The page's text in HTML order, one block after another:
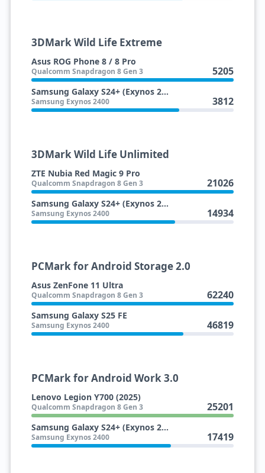
3DMark Wild Life Extreme
Asus ROG Phone 8 / 8 Pro
Qualcomm Snapdragon 8 Gen 3 5205
Samsung Galaxy S24+ (Exynos 2400)
Samsung Exynos 2400 3812
3DMark Wild Life Unlimited
ZTE Nubia Red Magic 9 Pro
Qualcomm Snapdragon 8 Gen 3 21026
Samsung Galaxy S24+ (Exynos 2400)
Samsung Exynos 2400 14934
PCMark for Android Storage 2.0
Asus ZenFone 11 Ultra
Qualcomm Snapdragon 8 Gen 3 62240
Samsung Galaxy S25 FE
Samsung Exynos 2400 46819
PCMark for Android Work 3.0
Lenovo Legion Y700 (2025)
Qualcomm Snapdragon 8 Gen 3 25201
Samsung Galaxy S24+ (Exynos 2400)
Samsung Exynos 2400 17419